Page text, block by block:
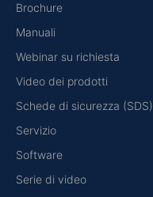
Brochure
Manuali
Webinar su richiesta
Video dei prodotti
Schede di sicurezza (SDS)
Servizio
Software
Serie di video